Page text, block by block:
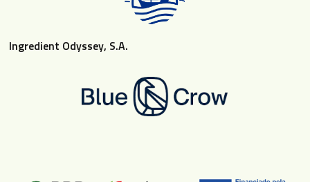
Ingredient Odyssey, S.A.